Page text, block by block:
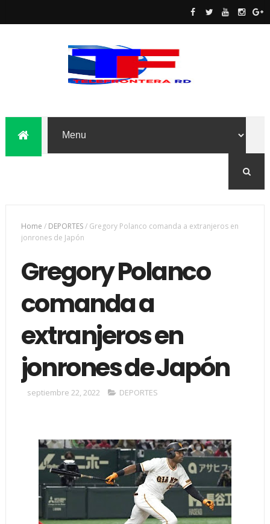
Home / DEPORTES/ Gregory Polanco comanda a extranjeros en
jonrones de Japón
Gregory Polanco
comanda a
extranjeros en
jonrones de Japón
septiembre 22, 2022 DEPORTES